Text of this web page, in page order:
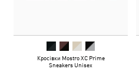
Кросівки Mostro XC Prime
Sneakers Unisex